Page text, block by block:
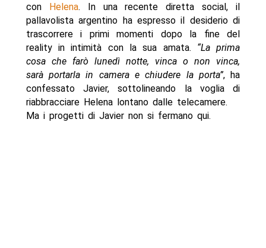
con Helena. In una recente diretta social, il
pallavolista argentino ha espresso il desiderio di
trascorrere i primi momenti dopo la fine del
reality in intimità con la sua amata. “La prima
cosa che farò lunedì notte, vinca o non vinca,
sarà portarla in camera e chiudere la porta”, ha
confessato Javier, sottolineando la voglia di
riabbracciare Helena lontano dalle telecamere.
Ma i progetti di Javier non si fermano qui.